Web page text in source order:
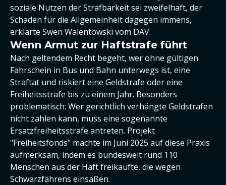
soziale Nutzen der Strafbarkeit sei zweifelhaft, der
Schaden für die Allgemeinheit dagegen immens,
erklärte Swen Walentowski vom DAV.
Wenn Armut zur Haftstrafe führt
Nach geltendem Recht begeht, wer ohne gültigen
Fahrschein in Bus und Bahn unterwegs ist, eine
Straftat und riskiert eine Geldstrafe oder eine
Freiheitsstrafe bis zu einem Jahr. Besonders
problematisch: Wer gerichtlich verhängte Geldstrafen
nicht zahlen kann, muss eine sogenannte
Ersatzfreiheitsstrafe antreten. Projekt
"Freiheitsfonds" machte im Juni 2025 auf diese Praxis
aufmerksam, indem es bundesweit rund 110
Menschen aus der Haft freikaufte, die wegen
Schwarzfahrens einsaßen.